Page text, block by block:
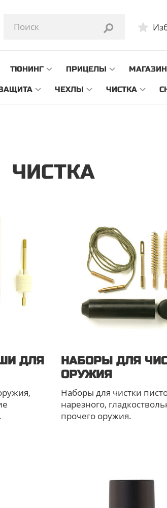
Заказы начнут отгружаться с
ТЮНИНГ ПРИЦЕЛЫ
ЧЕХЛЫ ЧИСТКА
ЧИСТКА
ДЛЯ
НАБОРЫ ДЛЯ
ОРУЖИЯ
Наборы для чистки
нарезного,
прочего оружия.